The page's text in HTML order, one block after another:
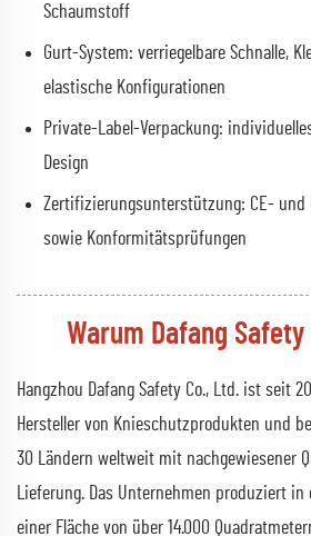
Schaumstoff
Gurt-System: verriegelbare Schnalle,
elastische Konfigurationen
Private-Label-Verpackung:
Design
Zertifizierungsunterstützung: CE- und
sowie Konformitätsprüfungen
Warum Dafang
Hangzhou Dafang Safety Co., Ltd. ist seit
Hersteller von Knieschutzprodukten und
30 Ländern weltweit mit nachgewiesener
Lieferung. Das Unternehmen produziert
einer Fläche von über 14.000